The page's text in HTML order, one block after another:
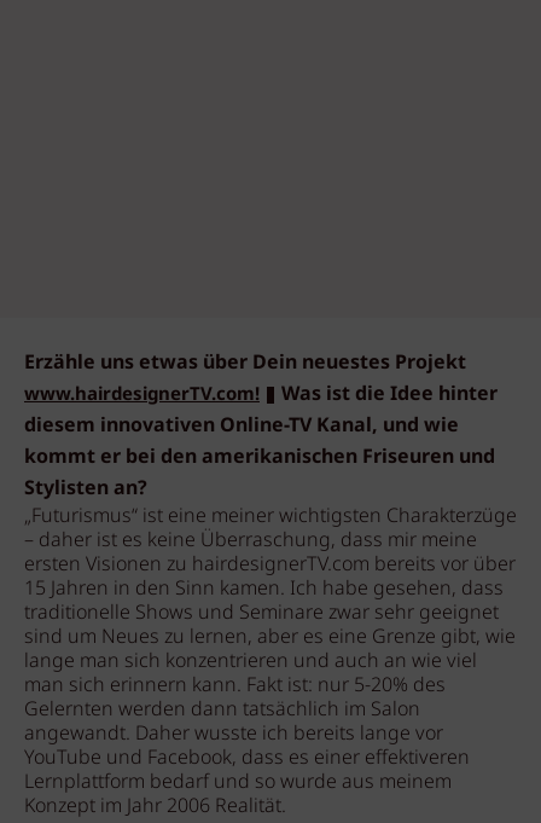
Erzähle uns etwas über Dein neuestes Projekt
www.hairdesignerTV.com!
Was ist die Idee hinter
diesem innovativen Online-TV Kanal, und wie
kommt er bei den amerikanischen Friseuren und
Stylisten an?
„Futurismus“ ist eine meiner wichtigsten Charakterzüge
– daher ist es keine Überraschung, dass mir meine
ersten Visionen zu hairdesignerTV.com bereits vor über
15 Jahren in den Sinn kamen. Ich habe gesehen, dass
traditionelle Shows und Seminare zwar sehr geeignet
sind um Neues zu lernen, aber es eine Grenze gibt, wie
lange man sich konzentrieren und auch an wie viel
man sich erinnern kann. Fakt ist: nur 5-20% des
Gelernten werden dann tatsächlich im Salon
angewandt. Daher wusste ich bereits lange vor
YouTube und Facebook, dass es einer effektiveren
Lernplattform bedarf und so wurde aus meinem
Konzept im Jahr 2006 Realität.